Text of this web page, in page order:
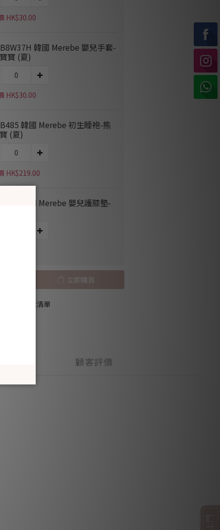
HK$30.00
韓國 Merebe 嬰兒手套-
寶 (夏)
HK$30.00
韓國 Merebe 初生睡袍-熊
(夏)
HK$219.00
韓國 Merebe 嬰兒護膝墊-
立即購買
加入追蹤清單
顧客評價